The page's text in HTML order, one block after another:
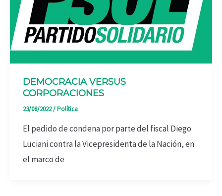
DEMOCRACIA VERSUS
CORPORACIONES
23/08/2022/Política
El pedido de condena por parte del fiscal Diego
Luciani contra la Vicepresidenta de la Nación, en
el marco de